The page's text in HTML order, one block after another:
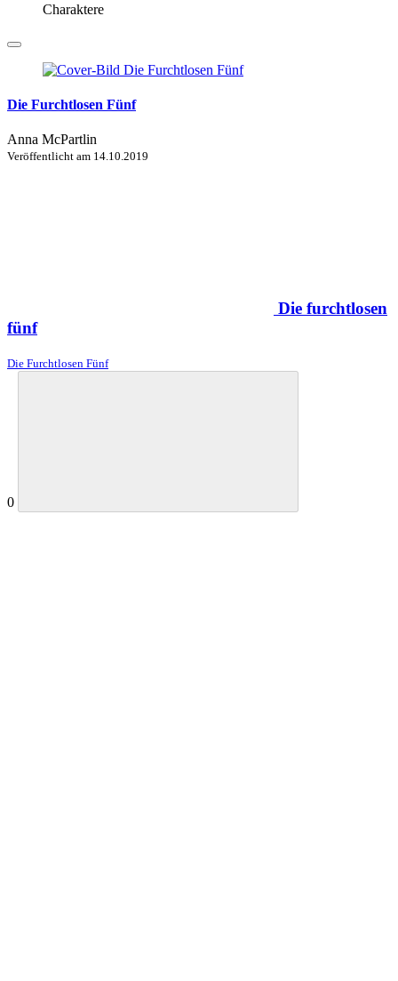
Charaktere
Die Furchtlosen Fünf
Anna McPartlin
Veröffentlicht am 14.10.2019
Die furchtlosen
fünf
Die Furchtlosen Fünf
0